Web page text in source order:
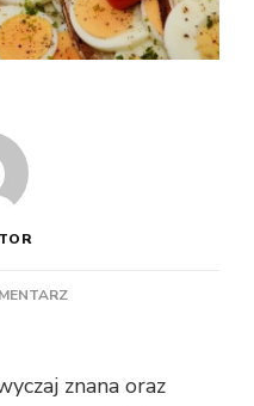
DO
–
znana oraz